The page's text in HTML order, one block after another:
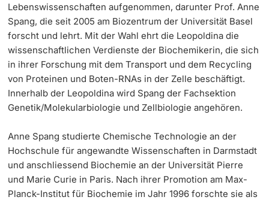
Lebenswissenschaften aufgenommen, darunter Prof. Anne
Spang, die seit 2005 am Biozentrum der Universität Basel
forscht und lehrt. Mit der Wahl ehrt die Leopoldina die
wissenschaftlichen Verdienste der Biochemikerin, die sich
in ihrer Forschung mit dem Transport und dem Recycling
von Proteinen und Boten-RNAs in der Zelle beschäftigt.
Innerhalb der Leopoldina wird Spang der Fachsektion
Genetik/Molekularbiologie und Zellbiologie angehören.
Anne Spang studierte Chemische Technologie an der
Hochschule für angewandte Wissenschaften in Darmstadt
und anschliessend Biochemie an der Universität Pierre
und Marie Curie in Paris. Nach ihrer Promotion am Max-
Planck-Institut für Biochemie im Jahr 1996 forschte sie als